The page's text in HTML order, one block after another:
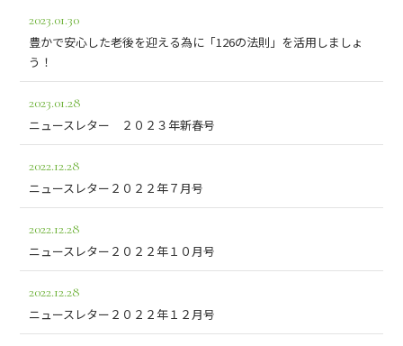
2023.01.30
豊かで安心した老後を迎える為に「126の法則」を活用しましょ
う！
2023.01.28
ニュースレター ２０２３年新春号
2022.12.28
ニュースレター２０２２年７月号
2022.12.28
ニュースレター２０２２年１０月号
2022.12.28
ニュースレター２０２２年１２月号